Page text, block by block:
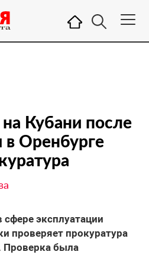
Кубани после
в Оренбурге
эксплуатации
проверяет прокуратура
Проверка была